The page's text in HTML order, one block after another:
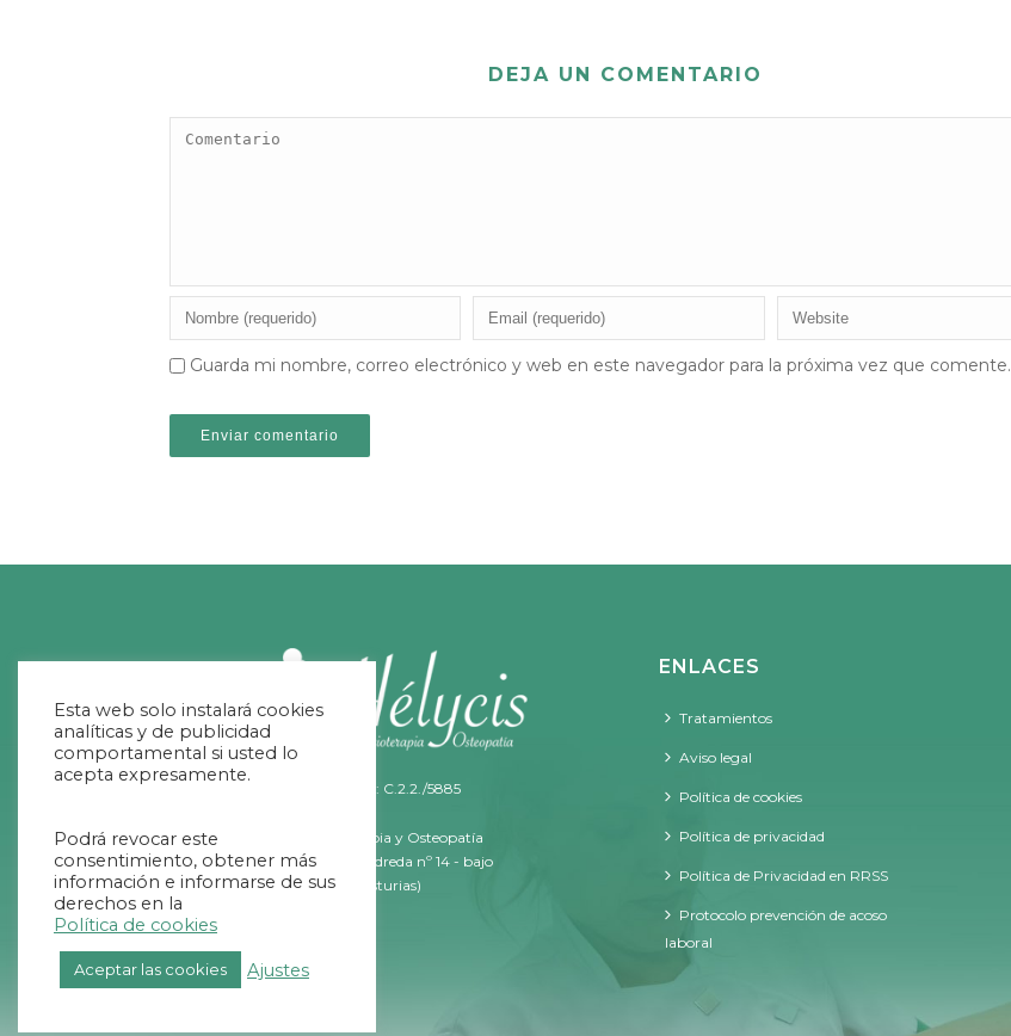
DEJA UN COMENTARIO
Guarda mi nombre, correo electrónico y web en este navegador para la próxima vez que comente.
Nº Registro Sanitario: C.2.2./5885
Helycis Fisioterapia y Osteopatía
C/ Fernández Ladreda nº 14 - bajo
33011 Oviedo (Asturias)
ENLACES
Tratamientos
Aviso legal
Política de cookies
Política de privacidad
Política de Privacidad en RRSS
Protocolo prevención de acoso
laboral
Esta web solo instalará cookies
analíticas y de publicidad
comportamental si usted lo
acepta expresamente.
Podrá revocar este
consentimiento, obtener más
información e informarse de sus
derechos en la
Política de cookies
Aceptar las cookies Ajustes